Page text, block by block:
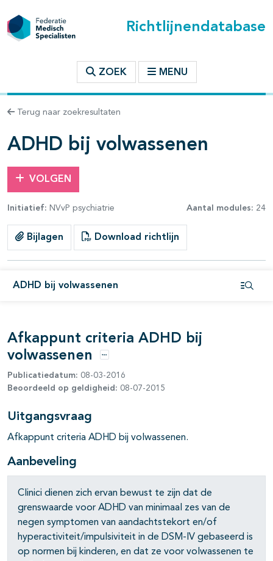
Richtlijnendatabase
ZOEK MENU
Terug naar zoekresultaten
ADHD bij volwassenen
VOLGEN
Initiatief: NVvP psychiatrie Aantal modules: 24
Bijlagen Download richtlijn
ADHD bij volwassenen
binnen deze richtlijn
open- en dichtklappen
open- en dichtklappen
Afkappunt criteria ADHD bij
volwassenen
Opties
Publicatiedatum: 08-03-2016
Beoordeeld op geldigheid: 08-07-2015
Uitgangsvraag
Afkappunt criteria ADHD bij volwassenen.
Aanbeveling
Clinici dienen zich ervan bewust te zijn dat de
grenswaarde voor ADHD van minimaal zes van de
negen symptomen van aandachtstekort en/of
hyperactiviteit/impulsiviteit in de DSM-IV gebaseerd is
op normen bij kinderen, en dat ze voor volwassenen te